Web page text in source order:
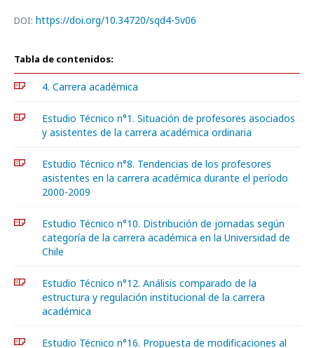
DOI: https://doi.org/10.34720/sqd4-5v06
Tabla de contenidos:
4. Carrera académica
Estudio Técnico n°1. Situación de profesores asociados
y asistentes de la carrera académica ordinaria
Estudio Técnico n°8. Tendencias de los profesores
asistentes en la carrera académica durante el período
2000-2009
Estudio Técnico n°10. Distribución de jornadas según
categoría de la carrera académica en la Universidad de
Chile
Estudio Técnico n°12. Análisis comparado de la
estructura y regulación institucional de la carrera
académica
Estudio Técnico n°16. Propuesta de modificaciones al